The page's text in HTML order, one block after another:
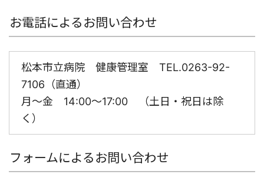
お電話によるお問い合わせ
松本市立病院 健康管理室 TEL.0263-92-
7106（直通）
月～金 14:00～17:00 （土日・祝日は除
く）
フォームによるお問い合わせ